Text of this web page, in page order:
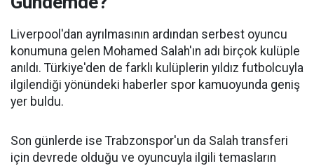
Liverpool'dan ayrılmasının ardından serbest oyuncu
konumuna gelen Mohamed Salah'ın adı birçok kulüple
anıldı. Türkiye'den de farklı kulüplerin yıldız futbolcuyla
ilgilendiği yönündeki haberler spor kamuoyunda geniş
yer buldu.
Son günlerde ise Trabzonspor'un da Salah transferi
için devrede olduğu ve oyuncuyla ilgili temasların